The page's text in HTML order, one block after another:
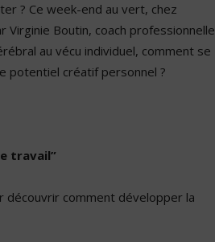
? Ce week-end au vert, chez
Virginie Boutin, coach professionnelle
au vécu individuel, comment se
potentiel créatif personnel ?
travail”
découvrir comment développer la